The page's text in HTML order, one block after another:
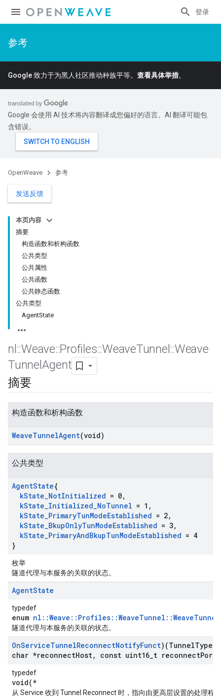
登录
参考
Google 致力于为黑人社区推动种族平等。 查看具体举措。
Google 会使用 AI 技术将内容翻译成您偏好的语言。AI 翻译可能包
含错误。
OpenWeave 参考
发送反馈
本页内容
摘要
构造函数和析构函数
公共类型
公共属性
公共函数
公共静态函数
公共类型
AgentState
nl ::Weave::Profiles::WeaveTunnel ::Weave
Tunnel Agent
摘要
构造函数和析构函数
WeaveTunnelAgent(void)
公共类型
AgentState{
kState_NotInitialized = 0,
kState_Initialized_NoTunnel = 1 ,
kState_PrimaryTunModeEstablished = 2,
kState_BkupOnlyTunModeEstablished = 3,
kState_PrimaryAndBkupTunModeEstablished = 4
}
枚举
隧道代理与本服务的关联的状态。
AgentState
typedef
enum
隧道代理与本服务的关联的状态。
OnServiceTunnelReconnectNotifyFunct)(TunnelType
char *reconnectHost, const uint16 t reconnectPort
typedef
void(*
从 Service 收到 Tunnel Reconnect 时，指向由更高层设置的处理程